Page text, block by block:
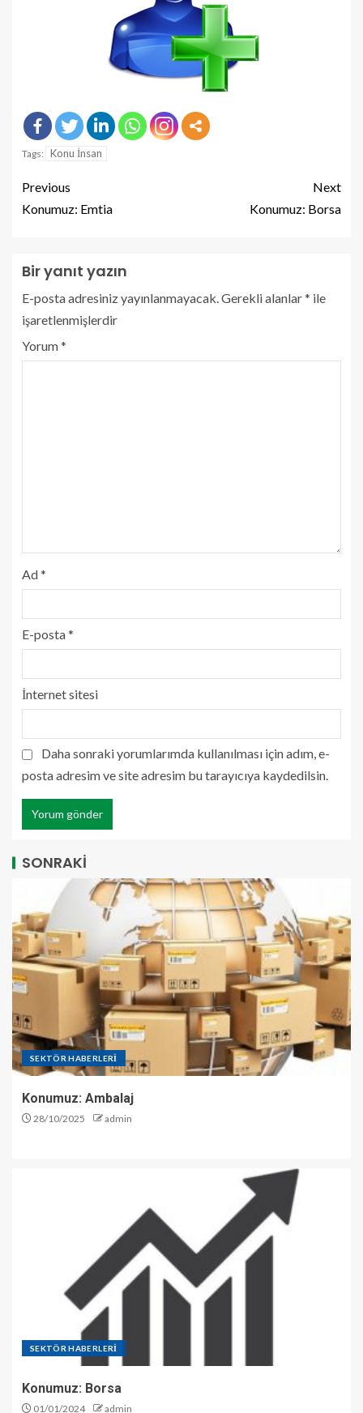
Tags: Konu İnsan
Previous
Konumuz: Emtia
Next
Konumuz: Borsa
Bir yanıt yazın
E-posta adresiniz yayınlanmayacak.Gerekli alanlar* ile
işaretlenmişlerdir
Yorum*
Ad*
E-posta*
İnternet sitesi
Daha sonraki yorumlarımda kullanılması için adım, e-
posta adresim ve site adresim bu tarayıcıya kaydedilsin.
SONRAKİ
SEKTÖR HABERLERİ
Konumuz: Ambalaj
28/10/2025 admin
SEKTÖR HABERLERİ
Konumuz: Borsa
01/01/2024 admin